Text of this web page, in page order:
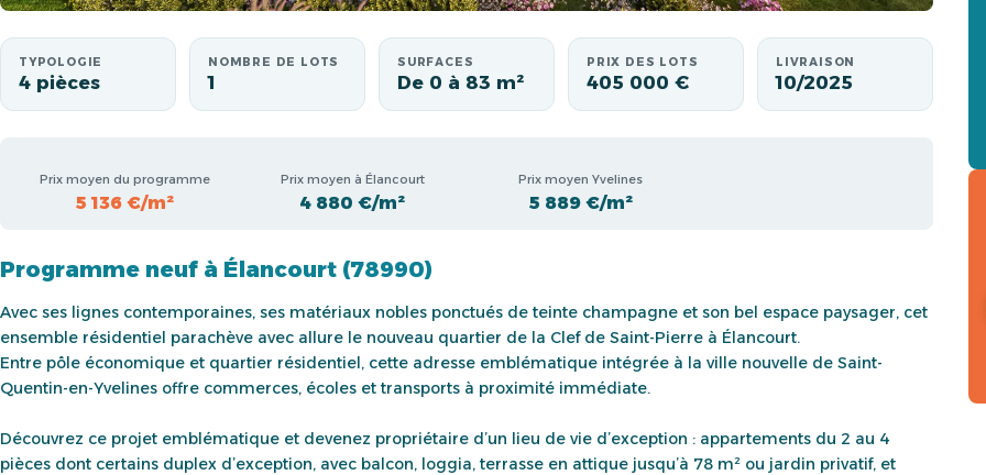
TYPOLOGIE
4 pièces
NOMBRE DE LOTS
1
SURFACES
De 0 à 83 m²
PRIX DES LOTS
405 000 €
LIVRAISON
10/2025
Prix moyen du programme
5 136 €/m²
Prix moyen à Élancourt
4 880 €/m²
Prix moyen Yvelines
5 889 €/m²
Programme neuf à Élancourt (78990)
Avec ses lignes contemporaines, ses matériaux nobles ponctués de teinte champagne et son bel espace paysager, cet
ensemble résidentiel parachève avec allure le nouveau quartier de la Clef de Saint-Pierre à Élancourt.
Entre pôle économique et quartier résidentiel, cette adresse emblématique intégrée à la ville nouvelle de Saint-
Quentin-en-Yvelines offre commerces, écoles et transports à proximité immédiate.
Découvrez ce projet emblématique et devenez propriétaire d’un lieu de vie d’exception : appartements du 2 au 4
pièces dont certains duplex d’exception, avec balcon, loggia, terrasse en attique jusqu’à 78 m² ou jardin privatif, et